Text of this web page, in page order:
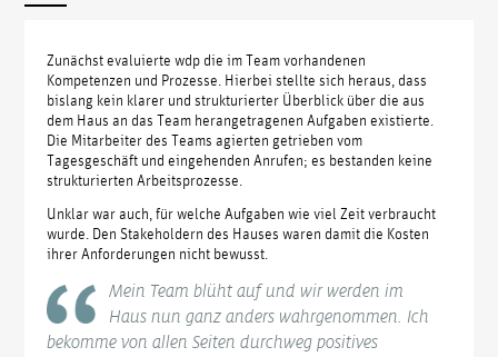
Zunächst evaluierte wdp die im Team vorhandenen
Kompetenzen und Prozesse. Hierbei stellte sich heraus, dass
bislang kein klarer und strukturierter Überblick über die aus
dem Haus an das Team herangetragenen Aufgaben existierte.
Die Mitarbeiter des Teams agierten getrieben vom
Tagesgeschäft und eingehenden Anrufen; es bestanden keine
strukturierten Arbeitsprozesse.
Unklar war auch, für welche Aufgaben wie viel Zeit verbraucht
wurde. Den Stakeholdern des Hauses waren damit die Kosten
ihrer Anforderungen nicht bewusst.
Mein Team blüht auf und wir werden im
Haus nun ganz anders wahrgenommen. Ich
bekomme von allen Seiten durchweg positives